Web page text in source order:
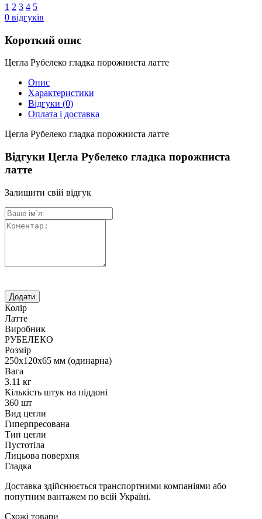
1 2 3 4 5
0 відгуків
Короткий опис
Цегла Рубелеко гладка порожниста латте
Опис
Характеристики
Відгуки (0)
Оплата і доставка
Цегла Рубелеко гладка порожниста латте
Відгуки Цегла Рубелеко гладка порожниста
латте
Залишити свій відгук
Колір
Латте
Виробник
РУБЕЛЕКО
Розмір
250х120х65 мм (одинарна)
Вага
3.11 кг
Кількість штук на піддоні
360 шт
Вид цегли
Гиперпресована
Тип цегли
Пустотіла
Лицьова поверхня
Гладка
Доставка здійснюється транспортними компаніями або
попутним вантажем по всій Україні.
Схожі товари